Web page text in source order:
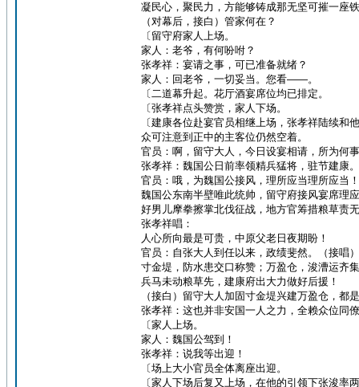
凝民心，聚民力，方能够铸成那无坚可摧一座
（对幕后，接白）管家何在？
〔留守府家人上场。
家人：老爷，有何吩咐？
张孝祥：宴请之事，可已准备就绪？
家人：回老爷，一切妥当。您看——。
〔二道幕升起。花厅酒宴席位均已排定。
〔张孝祥点头赞赏，家人下场。
〔建康各位赴宴官员相继上场，张孝祥陆续
众可注意到正中的主客位仍然空着。
官员：啊，留守大人，今日设宴相请，所为何
张孝祥：魏国公日前率领精兵猛将，驻节建康
官员：哦，为魏国公接风，理所应当理所应当
魏国公东南半壁唯此统帅，留守府接风宴席理
好男儿摩拳擦掌北伐征战，地方官筹措粮草责
张孝祥唱：
人心所向最是可贵，中原父老日夜期盼！
官员：自张大人到任以来，政绩斐然。（接唱）
寸金堤，防水患交口称赞；万盈仓，浚漕运齐
兵马未动粮草先，建康府出大力做好后援！
（接白）留守大人加固寸金堤兴建万盈仓，都
张孝祥：这也并非安国一人之力，全赖众位同
〔家人上场。
家人：魏国公驾到！
张孝祥：说我等出迎！
〔场上大小官员全体离座出迎。
〔家人下场后复又上场，在他的引领下张浚率